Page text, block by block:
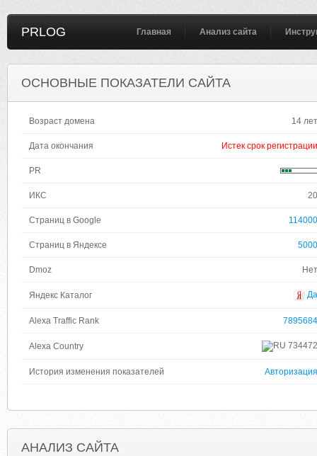
PRLOG Главная Анализ сайта
ОСНОВНЫЕ ПОКАЗАТЕЛИ САЙТА
Возраст домена 14 лет
Дата окончания Истек срок регистрации
PR
ИКС 20
Страниц в Google 114000
Страниц в Яндексе 5000
Dmoz Нет
Яндекс Каталог Да
Alexa Traffic Rank 7895684
Alexa Country 734472
История изменения показателей Авторизация
АНАЛИЗ САЙТА